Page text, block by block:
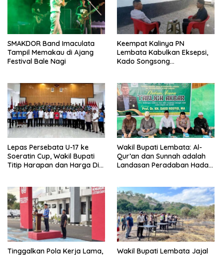
SMAKDOR Band Imaculata
Tampil Memakau di Ajang
Festival Bale Nagi
Keempat Kalinya PN
Lembata Kabulkan Eksepsi,
Kado Songsong
Lepas Persebata U-17 ke
Soeratin Cup, Wakil Bupati
Titip Harapan dan Harga Diri
Wakil Bupati Lembata: Al-
Qur’an dan Sunnah adalah
Landasan Peradaban Hadapi
Tinggalkan Pola Kerja Lama,
Wakil Bupati Lembata Jajal